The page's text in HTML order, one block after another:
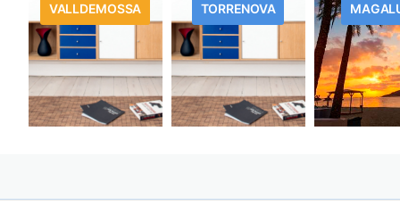
VALLDEMOSSA TORRENOVA